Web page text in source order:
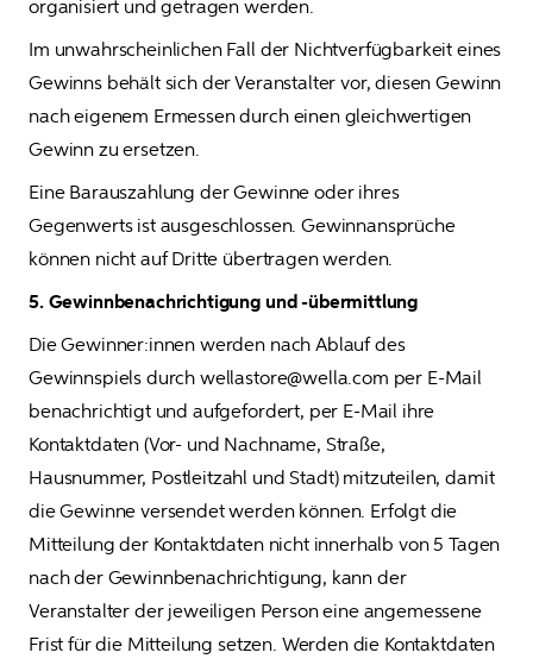
organisiert und getragen werden.
Im unwahrscheinlichen Fall der Nichtverfügbarkeit eines
Gewinns behält sich der Veranstalter vor, diesen Gewinn
nach eigenem Ermessen durch einen gleichwertigen
Gewinn zu ersetzen.
Eine Barauszahlung der Gewinne oder ihres
Gegenwerts ist ausgeschlossen. Gewinnansprüche
können nicht auf Dritte übertragen werden.
5. Gewinnbenachrichtigung und -übermittlung
Die Gewinner:innen werden nach Ablauf des
Gewinnspiels durch wellastore@wella.com per E-Mail
benachrichtigt und aufgefordert, per E-Mail ihre
Kontaktdaten (Vor- und Nachname, Straße,
Hausnummer, Postleitzahl und Stadt) mitzuteilen, damit
die Gewinne versendet werden können. Erfolgt die
Mitteilung der Kontaktdaten nicht innerhalb von 5 Tagen
nach der Gewinnbenachrichtigung, kann der
Veranstalter der jeweiligen Person eine angemessene
Frist für die Mitteilung setzen. Werden die Kontaktdaten